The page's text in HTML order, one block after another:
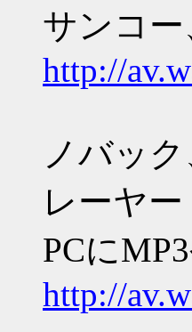
サンコー
http://
ノバッ
レーヤー
PCに
http://